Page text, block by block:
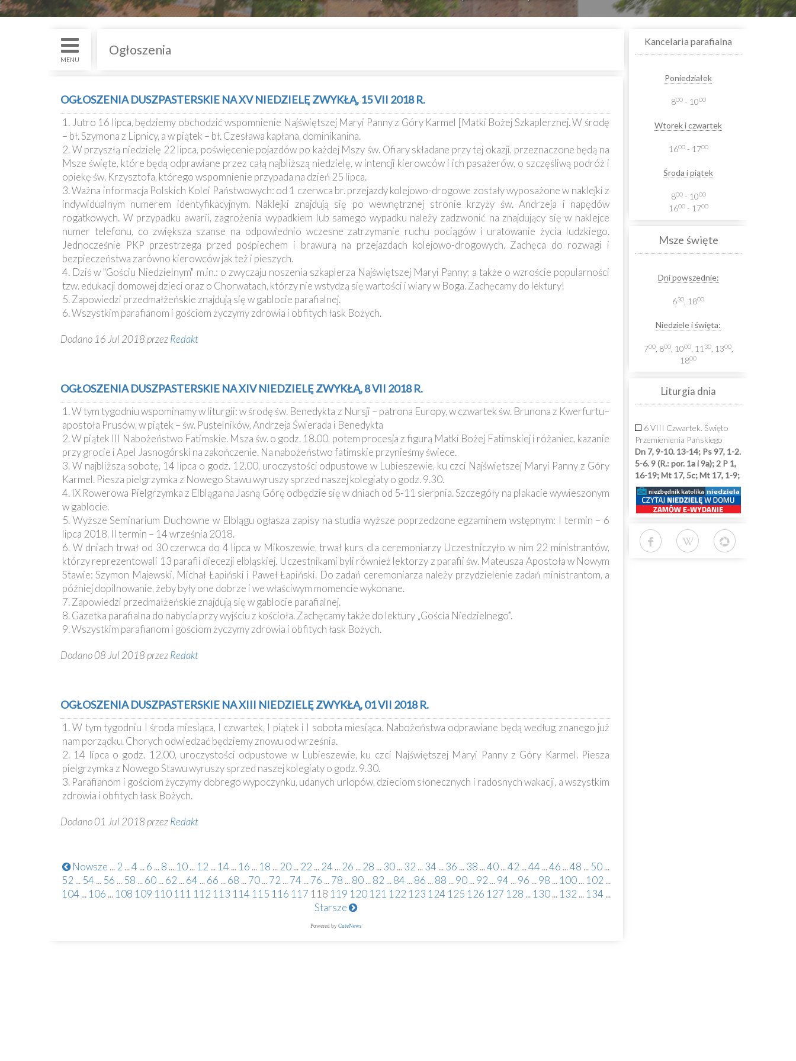
św.
i
Duszpasterze
Małoletnich
MENU
Ogłoszenia
OGŁOSZENIA DUSZPASTERSKIE NA XV NIEDZIELĘ ZWYKŁĄ, 15 VII 2018 R.
1. Jutro 16 lipca, będziemy obchodzić wspomnienie Najświętszej Maryi Panny z Góry Karmel [Matki Bożej Szkaplerznej. W środę
– bł. Szymona z Lipnicy, a w piątek – bł. Czesława kapłana, dominikanina.
2. W przyszłą niedzielę 22 lipca, poświęcenie pojazdów po każdej Mszy św. Ofiary składane przy tej okazji, przeznaczone będą na
Msze święte, które będą odprawiane przez całą najbliższą niedzielę, w intencji kierowców i ich pasażerów, o szczęśliwą podróż i
opiekę św. Krzysztofa, którego wspomnienie przypada na dzień 25 lipca.
3. Ważna informacja Polskich Kolei Państwowych: od 1 czerwca br. przejazdy kolejowo-drogowe zostały wyposażone w naklejki z
indywidualnym numerem identyfikacyjnym. Naklejki znajdują się po wewnętrznej stronie krzyży św. Andrzeja i napędów
rogatkowych. W przypadku awarii, zagrożenia wypadkiem lub samego wypadku należy zadzwonić na znajdujący się w naklejce
numer telefonu, co zwiększa szanse na odpowiednio wczesne zatrzymanie ruchu pociągów i uratowanie życia ludzkiego.
Jednocześnie PKP przestrzega przed pośpiechem i brawurą na przejazdach kolejowo-drogowych. Zachęca do rozwagi i
bezpieczeństwa zarówno kierowców jak też i pieszych.
4. Dziś w "Gościu Niedzielnym" m.in.: o zwyczaju noszenia szkaplerza Najświętszej Maryi Panny; a także o wzroście popularności
tzw. edukacji domowej dzieci oraz o Chorwatach, którzy nie wstydzą się wartości i wiary w Boga. Zachęcamy do lektury!
5. Zapowiedzi przedmałżeńskie znajdują się w gablocie parafialnej.
6. Wszystkim parafianom i gościom życzymy zdrowia i obfitych łask Bożych.
Dodano 16 Jul 2018 przezRedakt
OGŁOSZENIA DUSZPASTERSKIE NA XIV NIEDZIELĘ ZWYKŁĄ, 8 VII 2018 R.
1. W tym tygodniu wspominamy w liturgii: w środę św. Benedykta z Nursji – patrona Europy, w czwartek św. Brunona z Kwerfurtu–
apostoła Prusów, w piątek – św. Pustelników, Andrzeja Świerada i Benedykta
2. W piątek III Nabożeństwo Fatimskie. Msza św. o godz. 18.00, potem procesja z figurą Matki Bożej Fatimskiej i różaniec, kazanie
przy grocie i Apel Jasnogórski na zakończenie. Na nabożeństwo fatimskie przynieśmy świece.
3. W najbliższą sobotę, 14 lipca o godz. 12.00, uroczystości odpustowe w Lubieszewie, ku czci Najświętszej Maryi Panny z Góry
Karmel. Piesza pielgrzymka z Nowego Stawu wyruszy sprzed naszej kolegiaty o godz. 9.30.
4. IX Rowerowa Pielgrzymka z Elbląga na Jasną Górę odbędzie się w dniach od 5-11 sierpnia. Szczegóły na plakacie wywieszonym
w gablocie.
5. Wyższe Seminarium Duchowne w Elblągu ogłasza zapisy na studia wyższe poprzedzone egzaminem wstępnym: I termin – 6
lipca 2018, II termin – 14 września 2018.
6. W dniach trwał od 30 czerwca do 4 lipca w Mikoszewie, trwał kurs dla ceremoniarzy Uczestniczyło w nim 22 ministrantów,
którzy reprezentowali 13 parafii diecezji elbląskiej. Uczestnikami byli również lektorzy z parafii św. Mateusza Apostoła w Nowym
Stawie: Szymon Majewski, Michał Łapiński i Paweł Łapiński. Do zadań ceremoniarza należy przydzielenie zadań ministrantom, a
później dopilnowanie, żeby były one dobrze i we właściwym momencie wykonane.
7. Zapowiedzi przedmałżeńskie znajdują się w gablocie parafialnej.
8. Gazetka parafialna do nabycia przy wyjściu z kościoła. Zachęcamy także do lektury „Gościa Niedzielnego”.
9. Wszystkim parafianom i gościom życzymy zdrowia i obfitych łask Bożych.
Dodano 08 Jul 2018 przezRedakt
OGŁOSZENIA DUSZPASTERSKIE NA XIII NIEDZIELĘ ZWYKŁĄ, 01 VII 2018 R.
1. W tym tygodniu I środa miesiąca, I czwartek, I piątek i I sobota miesiąca. Nabożeństwa odprawiane będą według znanego już
nam porządku. Chorych odwiedzać będziemy znowu od września.
2. 14 lipca o godz. 12.00, uroczystości odpustowe w Lubieszewie, ku czci Najświętszej Maryi Panny z Góry Karmel. Piesza
pielgrzymka z Nowego Stawu wyruszy sprzed naszej kolegiaty o godz. 9.30.
3. Parafianom i gościom życzymy dobrego wypoczynku, udanych urlopów, dzieciom słonecznych i radosnych wakacji, a wszystkim
zdrowia i obfitych łask Bożych.
Dodano 01 Jul 2018 przezRedakt
Nowsze ... 2 ...4 ...6 ...8 ... 10... 12 ... 14 ... 16 ... 18 ... 20... 22 ... 24 ... 26 ... 28 ...30...32 ...34 ...36 ...38 ...40...42 ...44 ...46 ...48 ... 50...
52 ... 54 ... 56 ... 58 ... 60 ... 62 ... 64 ... 66 ... 68 ... 70 ... 72 ... 74 ... 76 ... 78 ... 80 ... 82 ... 84 ... 86 ... 88 ... 90 ... 92 ... 94 ... 96 ... 98 ... 100 ... 102 ...
104 ... 106 ... 108 109 110 111 112 113 114 115 116 117 118 119 120 121 122 123 124 125 126 127 128 ... 130 ... 132 ... 134 ...
Starsze
Powered by CuteNews
Kancelaria parafialna
Poniedziałek
800- 1000
Wtorek i czwartek
1600- 1700
Środa i piątek
800- 1000
1600- 1700
Msze święte
Dni powszednie:
630 , 1800
Niedziele i święta:
700, 800, 1000, 11 30, 1300,
1800
Liturgia dnia
6 VIII Czwartek. Święto
Przemienienia Pańskiego
Dn 7, 9-10. 13-14; Ps 97, 1-2.
5-6. 9 (R.: por. 1a i 9a); 2 P 1,
16-19; Mt 17, 5c; Mt 17, 1-9;